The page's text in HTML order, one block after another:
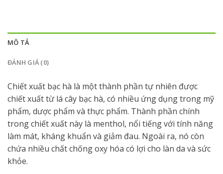
MÔ TẢ
ĐÁNH GIÁ (0)
Chiết xuất bạc hà là một thành phần tự nhiên được
chiết xuất từ lá cây bạc hà, có nhiều ứng dụng trong mỹ
phẩm, dược phẩm và thực phẩm. Thành phần chính
trong chiết xuất này là menthol, nổi tiếng với tính năng
làm mát, kháng khuẩn và giảm đau. Ngoài ra, nó còn
chứa nhiều chất chống oxy hóa có lợi cho làn da và sức
khỏe.